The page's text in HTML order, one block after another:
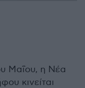
Μαΐου, η Νέα
κινείται